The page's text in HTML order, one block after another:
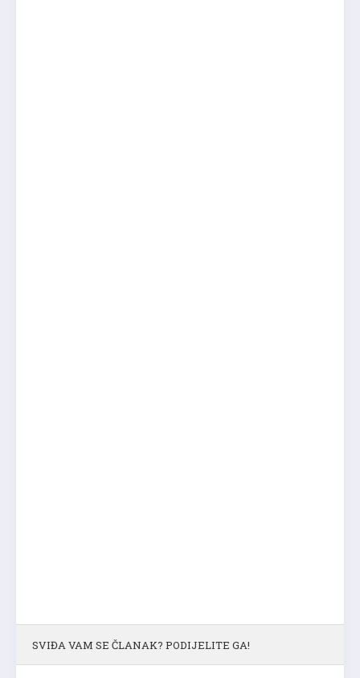
SVIĐA VAM SE ČLANAK? PODIJELITE GA!